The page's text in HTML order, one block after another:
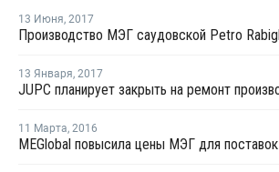
13 Июня, 2017
13 Января, 2017
11 Марта, 2016